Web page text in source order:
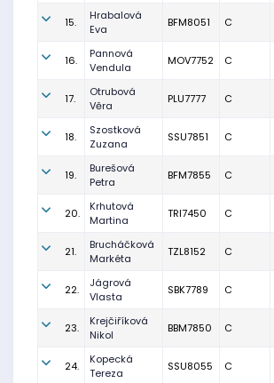
15.
Hrabalová
Eva
BFM8051 C
16.
Pannová
Vendula
MOV7752 C
17.
Otrubová
Věra
PLU7777 C
18.
Szostková
Zuzana
SSU7851 C
19.
Burešová
Petra
BFM7855 C
20.
Krhutová
Martina
TRI7450 C
21.
Brucháčková
Markéta
TZL8152 C
22.
Jágrová
Vlasta
SBK7789 C
23.
Krejčiříková
Nikol
BBM7850 C
24.
Kopecká
Tereza
SSU8055 C